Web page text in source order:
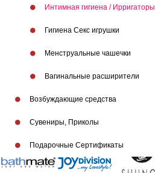
Интимная гигиена / Ирригаторы
Гигиена Секс игрушки
Менструальные чашечки
Вагинальные расширители
Возбуждающие средства
Сувениры, Приколы
Подарочные Сертификаты